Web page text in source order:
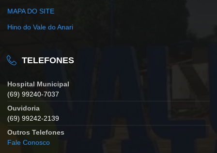
MAPA DO SITE
Hino do Vale do Anari
TELEFONES
Hospital Municipal
(69) 99240-7037
Ouvidoria
(69) 99242-2139
Outros Telefones
Fale Conosco